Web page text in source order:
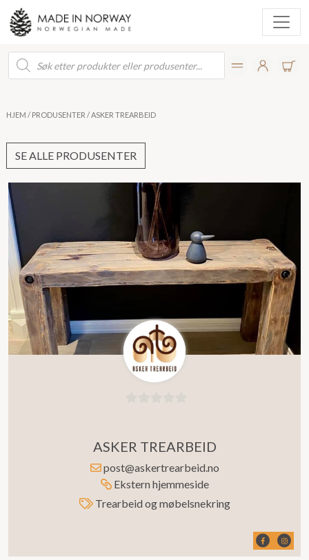
Products
search
HJEM / PRODUSENTER / ASKER TREARBEID
SE ALLE PRODUSENTER
av
5
ASKER TREARBEID
post@askertrearbeid.no
Ekstern hjemmeside
Trearbeid og møbelsnekring